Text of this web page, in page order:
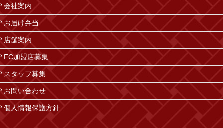
会社案内
お届け弁当
店舗案内
FC加盟店募集
スタッフ募集
お問い合わせ
個人情報保護方針